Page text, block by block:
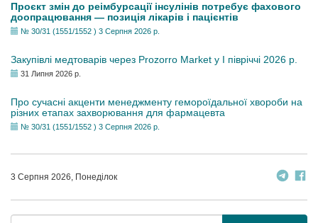
Проєкт змін до реімбурсації інсулінів потребує фахового
доопрацювання — позиція лікарів і пацієнтів
№ 30/31 (1551/1552 ) 3 Серпня 2026 р.
Закупівлі медтоварів через Prozorro Market у I півріччі 2026 р.
31 Липня 2026 р.
Про сучасні акценти менеджменту гемороїдальної хвороби на
різних етапах захворювання для фармацевта
№ 30/31 (1551/1552 ) 3 Серпня 2026 р.
3 Серпня 2026, Понеділок